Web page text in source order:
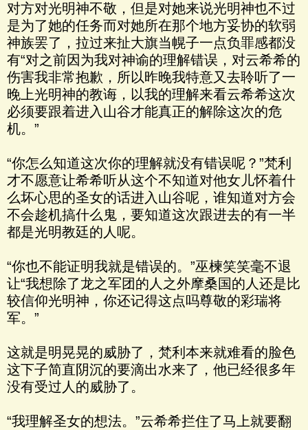
对方对光明神不敬，但是对她来说光明神也不过
是为了她的任务而对她所在那个地方妥协的软弱
神族罢了，拉过来扯大旗当幌子一点负罪感都没
有“对之前因为我对神谕的理解错误，对云希希的
伤害我非常抱歉，所以昨晚我特意又去聆听了一
晚上光明神的教诲，以我的理解来看云希希这次
必须要跟着进入山谷才能真正的解除这次的危
机。”
“你怎么知道这次你的理解就没有错误呢？”梵利
才不愿意让希希听从这个不知道对他女儿怀着什
么坏心思的圣女的话进入山谷呢，谁知道对方会
不会趁机搞什么鬼，要知道这次跟进去的有一半
都是光明教廷的人呢。
“你也不能证明我就是错误的。”巫楝笑笑毫不退
让“我想除了龙之军团的人之外摩桑国的人还是比
较信仰光明神，你还记得这点吗尊敬的彩瑞将
军。”
这就是明晃晃的威胁了，梵利本来就难看的脸色
这下子简直阴沉的要滴出水来了，他已经很多年
没有受过人的威胁了。
“我理解圣女的想法。”云希希拦住了马上就要翻